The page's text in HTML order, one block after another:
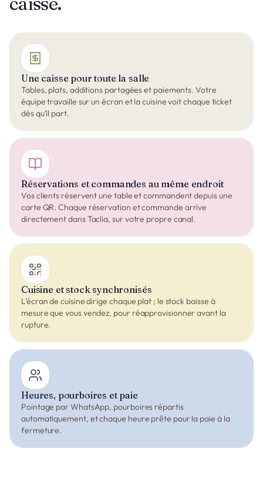
Une caisse pour toute la salle
Tables, plats, additions partagées et paiements. Votre
équipe travaille sur un écran et la cuisine voit chaque ticket
dès qu’il part.
Réservations et commandes au même endroit
Vos clients réservent une table et commandent depuis une
carte QR. Chaque réservation et commande arrive
directement dans Taclia, sur votre propre canal.
Cuisine et stock synchronisés
L’écran de cuisine dirige chaque plat ; le stock baisse à
mesure que vous vendez, pour réapprovisionner avant la
rupture.
Heures, pourboires et paie
Pointage par WhatsApp, pourboires répartis
automatiquement, et chaque heure prête pour la paie à la
fermeture.